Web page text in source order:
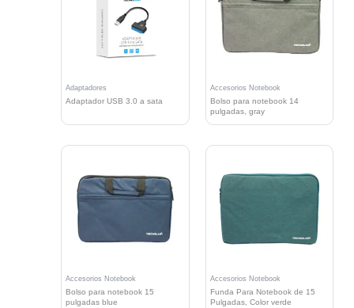
Adaptadores
Adaptador USB 3.0 a sata
Accesorios Notebook
Bolso para notebook 14
pulgadas, gray
Accesorios Notebook
Bolso para notebook 15
pulgadas blue
Accesorios Notebook
Funda Para Notebook de 15
Pulgadas, Color verde